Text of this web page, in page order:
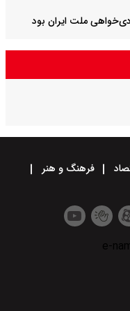
ملت ایران بود
فرهنگ و هنر